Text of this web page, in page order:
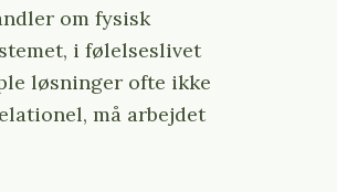
om fysisk
i følelseslivet
løsninger ofte ikke
må arbejdet